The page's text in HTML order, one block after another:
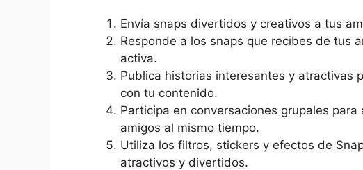
Envía snaps divertidos y creativos a tus
Responde a los snaps que recibes de tus
activa.
Publica historias interesantes‌ y atractivas
con‌ tu contenido.
Participa en conversaciones grupales
amigos al mismo​ tiempo.
Utiliza los filtros, stickers y efectos de
⁣atractivos y divertidos.